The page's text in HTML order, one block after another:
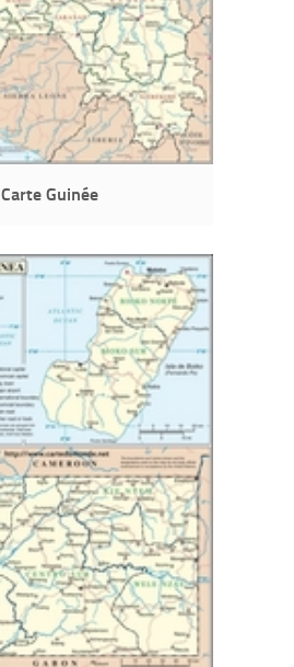
Carte Guinée